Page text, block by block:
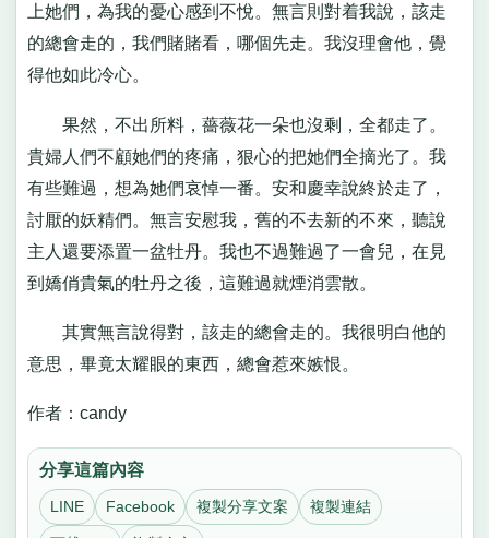
上她們，為我的憂心感到不悅。無言則對着我說，該走
的總會走的，我們賭賭看，哪個先走。我沒理會他，覺
得他如此冷心。
果然，不出所料，薔薇花一朵也沒剩，全都走了。
貴婦人們不顧她們的疼痛，狠心的把她們全摘光了。我
有些難過，想為她們哀悼一番。安和慶幸說終於走了，
討厭的妖精們。無言安慰我，舊的不去新的不來，聽說
主人還要添置一盆牡丹。我也不過難過了一會兒，在見
到嬌俏貴氣的牡丹之後，這難過就煙消雲散。
其實無言說得對，該走的總會走的。我很明白他的
意思，畢竟太耀眼的東西，總會惹來嫉恨。
作者：candy
分享這篇內容
LINE Facebook 複製分享文案 複製連結